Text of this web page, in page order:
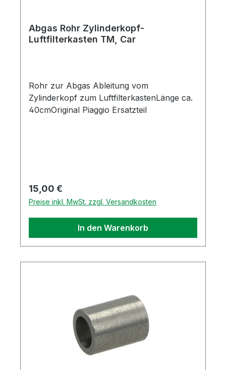
Abgas Rohr Zylinderkopf-
Luftfilterkasten TM, Car
Rohr zur Abgas Ableitung vom
Zylinderkopf zum LuftfilterkastenLänge ca.
40cmOriginal Piaggio Ersatzteil
Regulärer Preis:
15,00 €
Preise inkl. MwSt. zzgl. Versandkosten
In den Warenkorb